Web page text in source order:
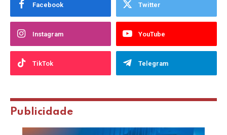
Facebook Twitter
Instagram YouTube
TikTok Telegram
Publicidade